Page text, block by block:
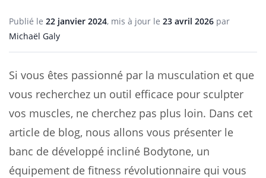
Publié le 22 janvier 2024, mis à jour le 23 avril 2026 par
Michaël Galy
Si vous êtes passionné par la musculation et que
vous recherchez un outil efficace pour sculpter
vos muscles, ne cherchez pas plus loin. Dans cet
article de blog, nous allons vous présenter le
banc de développé incliné Bodytone, un
équipement de fitness révolutionnaire qui vous